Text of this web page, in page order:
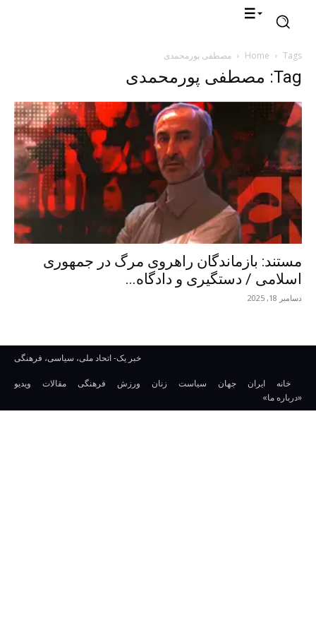
Home Tags مصطفی پورمحمدی
Tag: مصطفی پورمحمدی
مستند: بازماندگان راهروی مرگ در جمهوری
اسلامی / دستگیری و دادگاه...
دسامبر 18, 2025
خبر یک- اتحاد ملی، سیاسی، فرهنگی
خانه ایران جهان سیاست زنان ورزش فرهنگی مقالات
ویدیو
«درباره ما»